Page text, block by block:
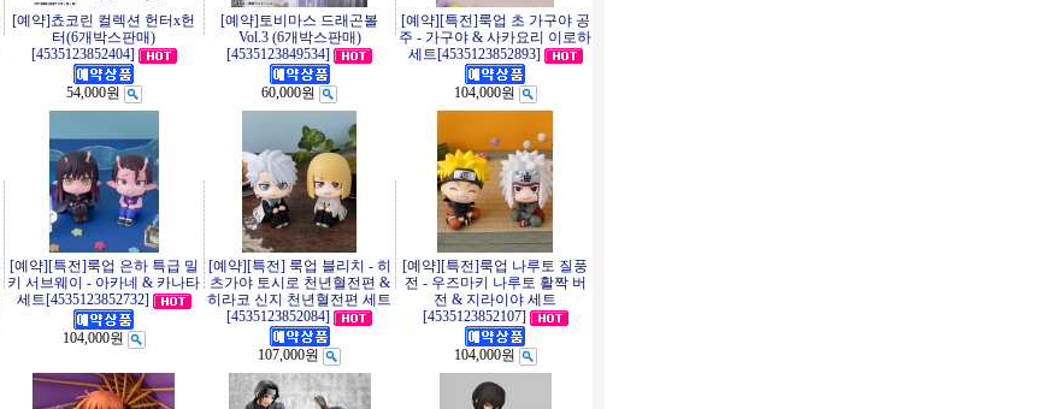
[예약]쵸코린 컬렉션 헌터x헌
터(6개박스판매)
[4535123852404]
54,000원
[예약]토비마스 드래곤볼
Vol.3 (6개박스판매)
[4535123849534]
60,000원
[예약][특전]룩업 초 가구야 공
주 - 가구야 & 사카요리 이로하
세트[4535123852893]
104,000원
[예약][특전]룩업 은하 특급 밀
키 서브웨이 - 아카네 & 카나타
세트[4535123852732]
104,000원
[예약][특전] 룩업 블리치 - 히
츠가야 토시로 천년혈전편 &
히라코 신지 천년혈전편 세트
[4535123852084]
107,000원
[예약][특전]룩업 나루토 질풍
전 - 우즈마키 나루토 활짝 버
전 & 지라이야 세트
[4535123852107]
104,000원